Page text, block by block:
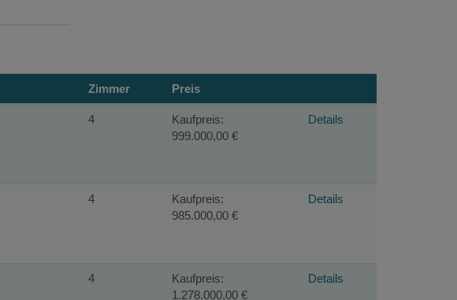
Zimmer Preis
4
Kaufpreis:
999.000,00 €
Details
4
Kaufpreis:
985.000,00 €
Details
4
Kaufpreis:
1.278.000,00 €
Details